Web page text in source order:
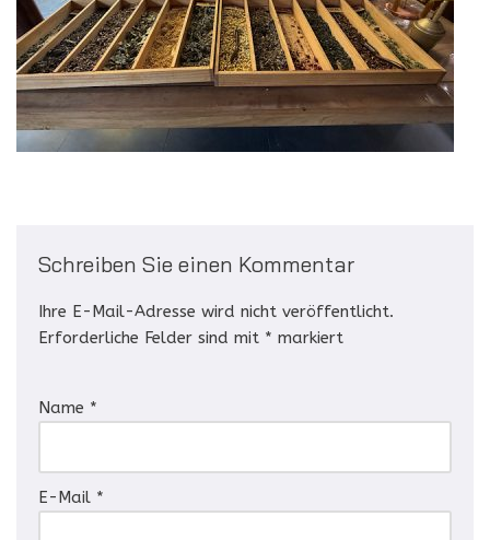
Schreiben Sie einen Kommentar
Ihre E-Mail-Adresse wird nicht veröffentlicht.
Erforderliche Felder sind mit * markiert
Name *
E-Mail *